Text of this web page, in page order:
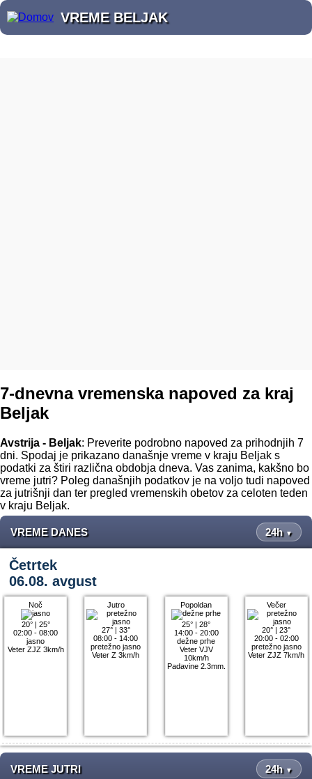
VREME BELJAK
7-dnevna vremenska napoved za kraj
Beljak
Avstrija - Beljak: Preverite podrobno napoved za prihodnjih 7
dni. Spodaj je prikazano današnje vreme v kraju Beljak s
podatki za štiri različna obdobja dneva. Vas zanima, kakšno bo
vreme jutri? Poleg današnjih podatkov je na voljo tudi napoved
za jutrišnji dan ter pregled vremenskih obetov za celoten teden
v kraju Beljak.
VREME DANES 24h ▼
Četrtek
06.08. avgust
Noč
20°| 25°
02:00 - 08:00
jasno
Veter ZJZ 3km/h
Jutro
27°| 33°
08:00 - 14:00
pretežno jasno
Veter Z 3km/h
Popoldan
25° |28°
14:00 - 20:00
dežne prhe
Veter VJV
10km/h
Padavine 2.3mm.
Večer
20° |23°
20:00 - 02:00
pretežno jasno
Veter ZJZ 7km/h
VREME JUTRI 24h ▼